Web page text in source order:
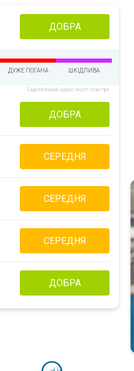
ДОБРА
ДУЖЕ ПОГАНА ШКІДЛИВА
Європейський індекс якості повітря
ДОБРА
СЕРЕДНЯ
СЕРЕДНЯ
СЕРЕДНЯ
ДОБРА